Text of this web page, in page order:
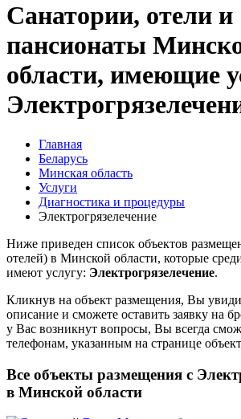
Санатории, отели и
пансионаты
области, имеющие
Главная
Беларусь
Минская область
Услуги
Диагностика и процедуры
Электрогрязелечение
Ниже приведен список объектов
отелей) в Минской области, которые
имеют услугу: Электрогрязелечение.
Кликнув на объект размещения, Вы
описание и сможете оставить заявку на
у Вас возникнут вопросы, Вы всегда
телефонам, указанным на странице
Все объекты размещения с
в Минской области